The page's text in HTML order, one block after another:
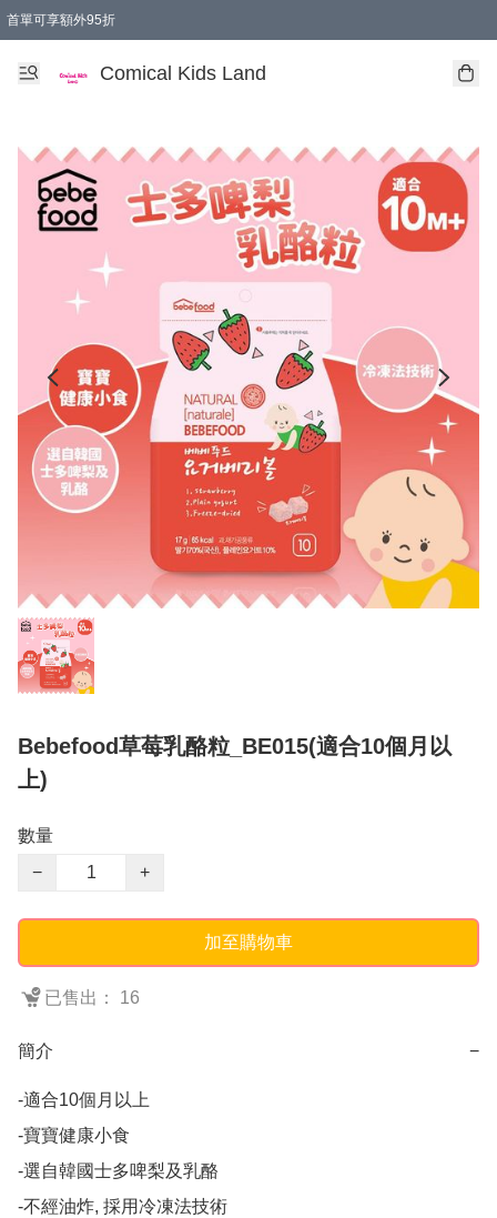
首單可享額外95折
Comical Kids Land
Bebefood草莓乳酪粒_BE015(適合10個月以
上)
數量
−
+
加至購物車
已售出： 16
簡介 −
-適合10個月以上
-寶寶健康小食
-選自韓國士多啤梨及乳酪
-不經油炸, 採用冷凍法技術